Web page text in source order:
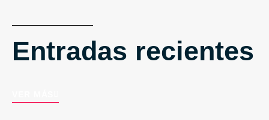
Entradas recientes